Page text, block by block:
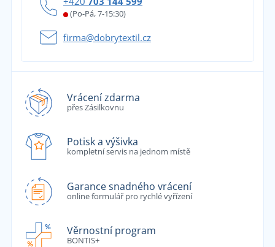
(Po-Pá, 7-15:30)
firma@dobrytextil.cz
Vrácení zdarma
přes Zásilkovnu
Potisk a výšivka
kompletní servis na jednom místě
Garance snadného vrácení
online formulář pro rychlé vyřízení
Věrnostní program
BONTIS+